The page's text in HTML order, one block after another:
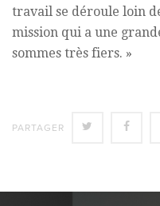
travail se déroule loin
mission qui a une
sommes très fiers. »
PARTAGER SHARE